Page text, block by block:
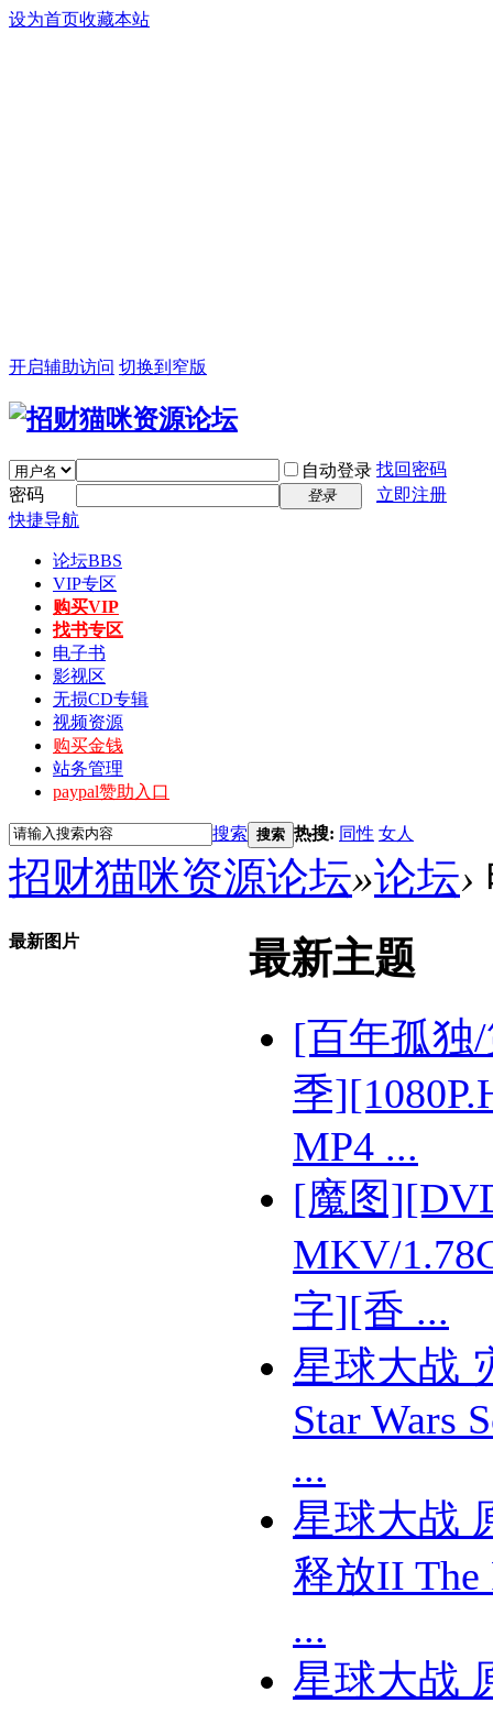
设为首页收藏本站
开启辅助访问 切换到窄版
自动登录 找回密码
密码
登录
立即注册
快捷导航
论坛BBS
VIP专区
购买VIP
找书专区
电子书
影视区
无损CD专辑
视频资源
购买金钱
站务管理
paypal赞助入口
搜索 搜索 热搜: 同性 女人
招财猫咪资源论坛»论坛›
最新图片
最新主题
[百年孤独
季
MP4 ...
[魔图
MKV/
字][香 ...
星球大战
Star Wars
...
星球大战
释放II The
...
星球大战